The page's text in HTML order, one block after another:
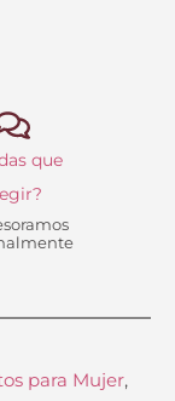
que
para Mujer,